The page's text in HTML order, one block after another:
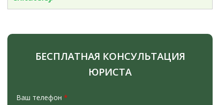
БЕСПЛАТНАЯ КОНСУЛЬТАЦИЯ
ЮРИСТА
Ваш телефон *